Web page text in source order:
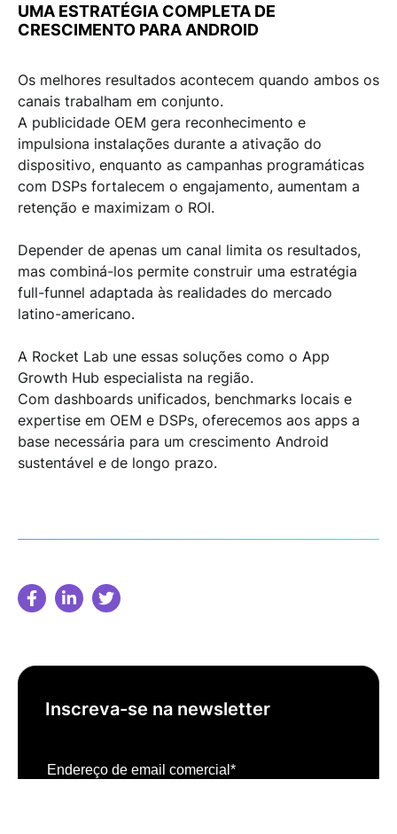
UMA ESTRATÉGIA COMPLETA DE
CRESCIMENTO PARA ANDROID
Os melhores resultados acontecem quando ambos os
canais trabalham em conjunto.
A publicidade OEM gera reconhecimento e
impulsiona instalações durante a ativação do
dispositivo, enquanto as campanhas programáticas
com DSPs fortalecem o engajamento, aumentam a
retenção e maximizam o ROI.
Depender de apenas um canal limita os resultados,
mas combiná-los permite construir uma estratégia
full-funnel adaptada às realidades do mercado
latino-americano.
A Rocket Lab une essas soluções como o App
Growth Hub especialista na região.
Com dashboards unificados, benchmarks locais e
expertise em OEM e DSPs, oferecemos aos apps a
base necessária para um crescimento Android
sustentável e de longo prazo.
Inscreva-se na newsletter